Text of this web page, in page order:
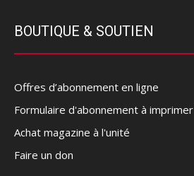
BOUTIQUE & SOUTIEN
Offres d’abonnement en ligne
Formulaire d'abonnement à imprimer
Achat magazine à l'unité
Faire un don